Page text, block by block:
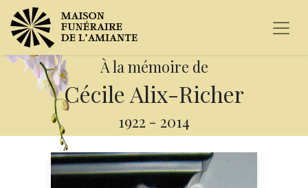
À la mémoire de
Cécile Alix-Richer
1922 - 2014